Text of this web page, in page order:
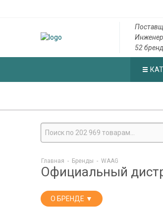
52
Главная - Бренды - WAAG
Официальный
О БРЕНДЕ ▼